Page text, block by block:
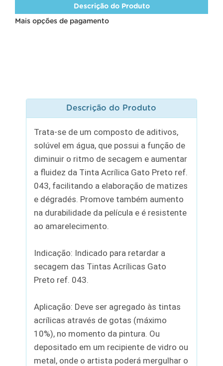
Descrição do Produto
Mais opções de pagamento
Descrição do Produto
Trata-se de um composto de aditivos,
solúvel em água, que possui a função de
diminuir o ritmo de secagem e aumentar
a fluidez da Tinta Acrílica Gato Preto ref.
043, facilitando a elaboração de matizes
e dégradés. Promove também aumento
na durabilidade da película e é resistente
ao amarelecimento.
Indicação: Indicado para retardar a
secagem das Tintas Acrílicas Gato
Preto ref. 043.
Aplicação: Deve ser agregado às tintas
acrílicas através de gotas (máximo
10%), no momento da pintura. Ou
depositado em um recipiente de vidro ou
metal, onde o artista poderá mergulhar o